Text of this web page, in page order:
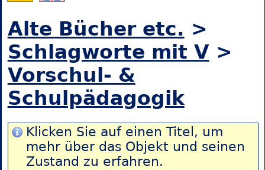
Alte Bücher etc. >
Schlagworte mit V>
Vorschul- &
Schulpädagogik
Klicken Sie auf einen Titel, um
mehr über das Objekt und seinen
Zustand zu erfahren.